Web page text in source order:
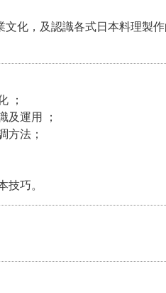
文化，及認識各式日本料理製
；
及運用 ；
方法；
技巧。